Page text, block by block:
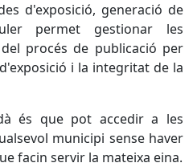
d'exposició, generació de
permet gestionar les
procés de publicació per
i la integritat de la
és que pot accedir a les
municipi sense haver
facin servir la mateixa eina.